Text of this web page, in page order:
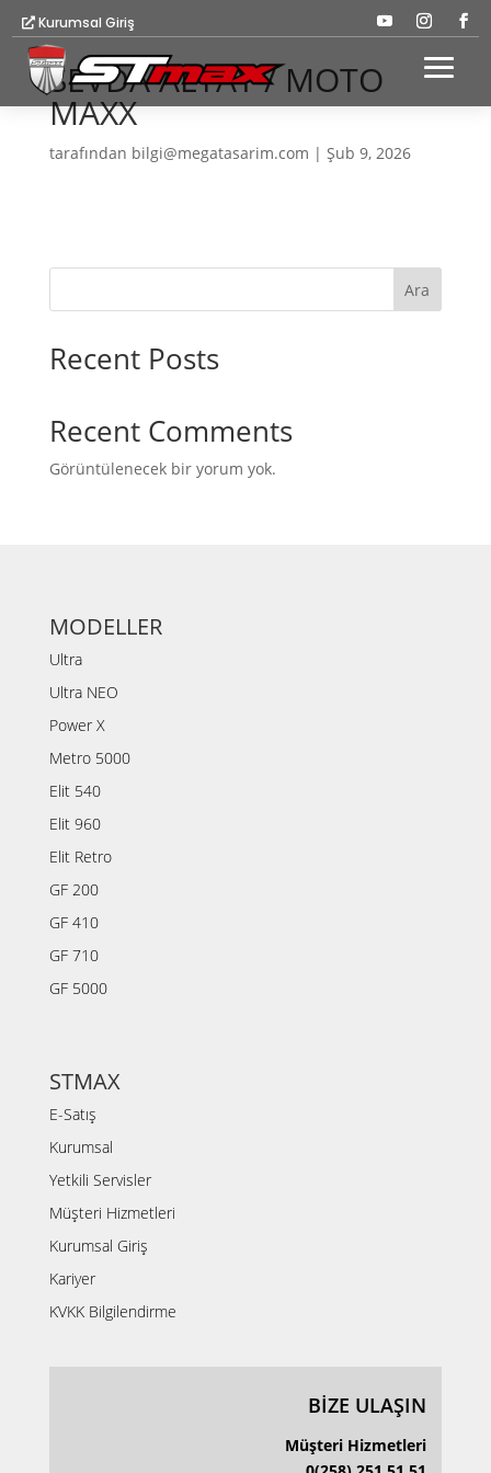
Kurumsal Giriş
SEVDA ALTAY / MOTO
MAXX
tarafından bilgi@megatasarim.com | Şub 9, 2026
Ara
Recent Posts
Recent Comments
Görüntülenecek bir yorum yok.
MODELLER
Ultra
Ultra NEO
Power X
Metro 5000
Elit 540
Elit 960
Elit Retro
GF 200
GF 410
GF 710
GF 5000
STMAX
E-Satış
Kurumsal
Yetkili Servisler
Müşteri Hizmetleri
Kurumsal Giriş
Kariyer
KVKK Bilgilendirme
BİZE ULAŞIN
Müşteri Hizmetleri